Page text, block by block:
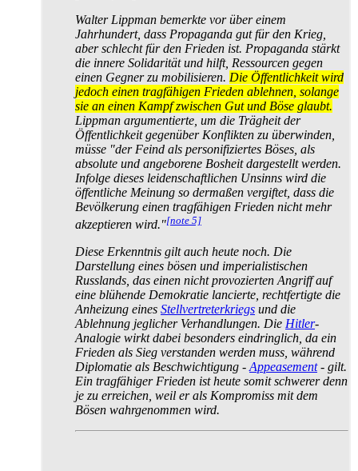
Walter Lippman bemerkte vor über einem
Jahrhundert, dass Propaganda gut für den Krieg,
aber schlecht für den Frieden ist. Propaganda stärkt
die innere Solidarität und hilft, Ressourcen gegen
einen Gegner zu mobilisieren. Die Öffentlichkeit wird
jedoch einen tragfähigen Frieden ablehnen, solange
sie an einen Kampf zwischen Gut und Böse glaubt.
Lippman argumentierte, um die Trägheit der
Öffentlichkeit gegenüber Konflikten zu überwinden,
müsse "der Feind als personifiziertes Böses, als
absolute und angeborene Bosheit dargestellt werden.
Infolge dieses leidenschaftlichen Unsinns wird die
öffentliche Meinung so dermaßen vergiftet, dass die
Bevölkerung einen tragfähigen Frieden nicht mehr
akzeptieren wird."[note 5]
Diese Erkenntnis gilt auch heute noch. Die
Darstellung eines bösen und imperialistischen
Russlands, das einen nicht provozierten Angriff auf
eine blühende Demokratie lancierte, rechtfertigte die
Anheizung eines Stellvertreterkriegs und die
Ablehnung jeglicher Verhandlungen. Die Hitler-
Analogie wirkt dabei besonders eindringlich, da ein
Frieden als Sieg verstanden werden muss, während
Diplomatie als Beschwichtigung - Appeasement- gilt.
Ein tragfähiger Frieden ist heute somit schwerer denn
je zu erreichen, weil er als Kompromiss mit dem
Bösen wahrgenommen wird.